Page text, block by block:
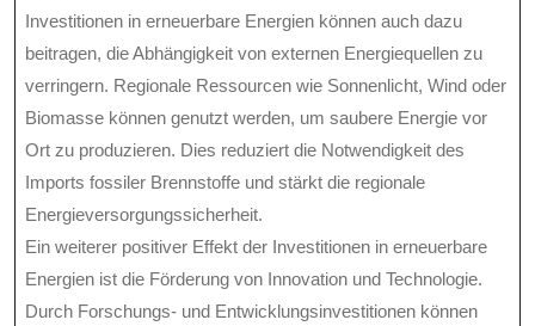
Investitionen in erneuerbare Energien können auch dazu
beitragen, die Abhängigkeit von externen Energiequellen zu
verringern. Regionale Ressourcen wie Sonnenlicht, Wind oder
Biomasse können genutzt werden, um saubere Energie vor
Ort zu produzieren. Dies reduziert die Notwendigkeit des
Imports fossiler Brennstoffe und stärkt die regionale
Energieversorgungssicherheit.
Ein weiterer positiver Effekt der Investitionen in erneuerbare
Energien ist die Förderung von Innovation und Technologie.
Durch Forschungs- und Entwicklungsinvestitionen können